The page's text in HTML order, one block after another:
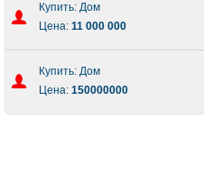
Купить: Дом
Цена: 11 000 000
Купить: Дом
Цена: 150000000